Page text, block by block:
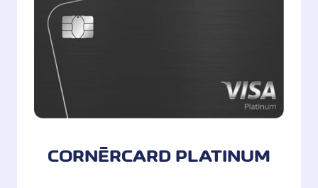
CORNÈRCARD PLATINUM